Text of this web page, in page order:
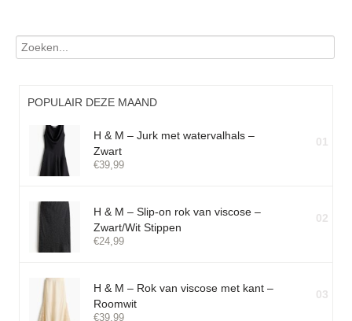
POPULAIR DEZE MAAND
H & M – Jurk met watervalhals –
Zwart
€39,99
01
H & M – Slip-on rok van viscose –
Zwart/Wit Stippen
€24,99
02
H & M – Rok van viscose met kant –
Roomwit
€39,99
03